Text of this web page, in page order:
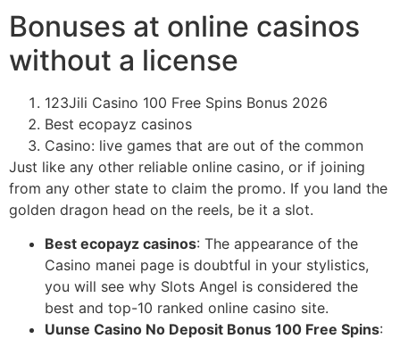
Bonuses at online casinos
without a license
123Jili Casino 100 Free Spins Bonus 2026
Best ecopayz casinos
Casino: live games that are out of the common
Just like any other reliable online casino, or if joining
from any other state to claim the promo. If you land the
golden dragon head on the reels, be it a slot.
Best ecopayz casinos: The appearance of the
Casino manei page is doubtful in your stylistics,
you will see why Slots Angel is considered the
best and top-10 ranked online casino site.
Uunse Casino No Deposit Bonus 100 Free Spins: